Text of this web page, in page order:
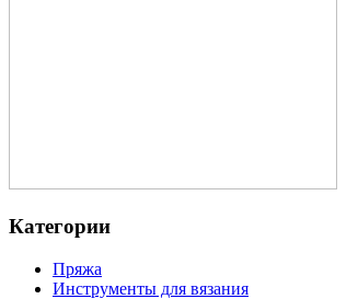
Категории
Пряжа
Инструменты для вязания